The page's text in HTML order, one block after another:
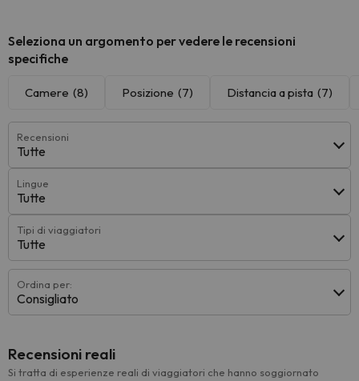
Seleziona un argomento per vedere le recensioni
specifiche
Camere (8) Posizione (7) Distancia a pista (7)
Recensioni
Tutte
Lingue
Tutte
Tipi di viaggiatori
Tutte
Ordina per:
Consigliato
Recensioni reali
Si tratta di esperienze reali di viaggiatori che hanno soggiornato